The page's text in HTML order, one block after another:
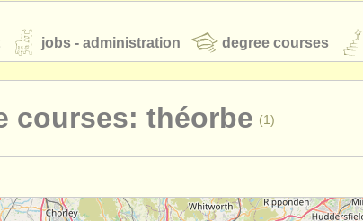
jobs - administration degree courses
rss feeds actualités musique classique
courses: théorbe (1)
guitare classique (2)